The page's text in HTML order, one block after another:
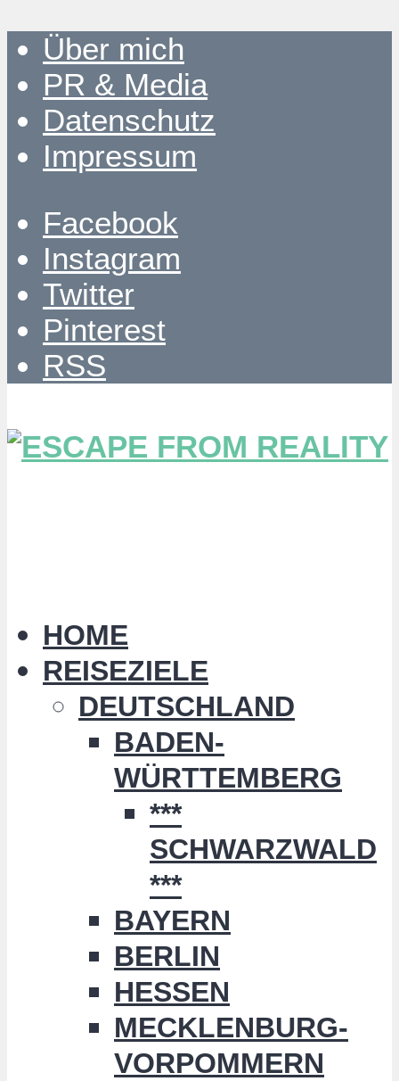
Über mich
PR & Media
Datenschutz
Impressum
Facebook
Instagram
Twitter
Pinterest
RSS
HOME
REISEZIELE
DEUTSCHLAND
BADEN-
WÜRTTEMBERG
***
SCHWARZWALD
***
BAYERN
BERLIN
HESSEN
MECKLENBURG-
VORPOMMERN